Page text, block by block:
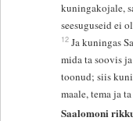
kuningakojale,
seesuguseid ei
12 Ja kuningas
mida ta soovis
toonud; siis
maale, tema ja
Saalomoni